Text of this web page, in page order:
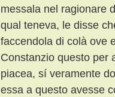
messala nel ragionare
qual teneva, le disse
faccendola di colà ove
Constanzio questo per
piacea, sí veramente
essa a questo avesse